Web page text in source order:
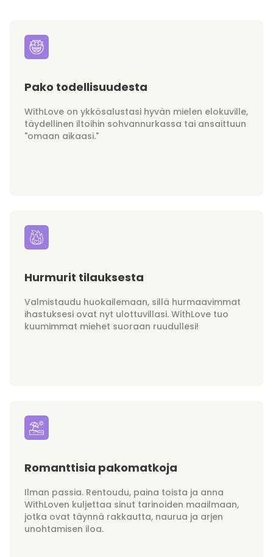
Pako todellisuudesta
WithLove on ykkösalustasi hyvän mielen elokuville,
täydellinen iltoihin sohvannurkassa tai ansaittuun
"omaan aikaasi."
Hurmurit tilauksesta
Valmistaudu huokailemaan, sillä hurmaavimmat
ihastuksesi ovat nyt ulottuvillasi. WithLove tuo
kuumimmat miehet suoraan ruudullesi!
Romanttisia pakomatkoja
Ilman passia. Rentoudu, paina toista ja anna
WithLoven kuljettaa sinut tarinoiden maailmaan,
jotka ovat täynnä rakkautta, naurua ja arjen
unohtamisen iloa.